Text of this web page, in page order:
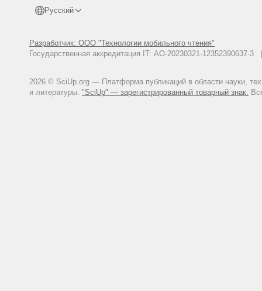
Русский
Разработчик: ООО "Технологии мобильного чтения"
Государственная аккредитация IT: АО-20230321-
2026 © SciUp.org — Платформа публикаций в области науки,
и литературы. "SciUp" — зарегистрированный товарный знак.